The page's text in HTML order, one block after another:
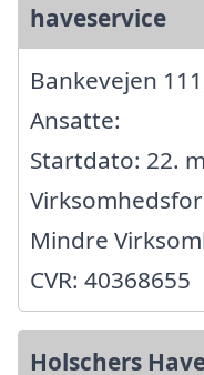
haveservice
Bankevejen
Ansatte:
Startdato: 22.
Mindre
CVR: 40368655
Holschers